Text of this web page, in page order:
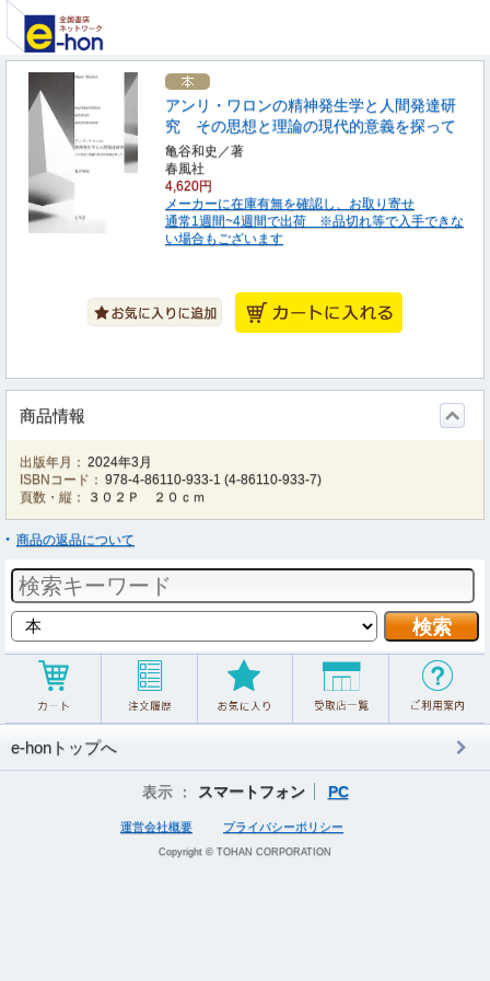
アンリ・ワロンの精神発生学と人間発達研
究 その思想と理論の現代的意義を探って
亀谷和史／著
春風社
4,620円
メーカーに在庫有無を確認し、お取り寄せ
通常1週間~4週間で出荷 ※品切れ等で入手できな
い場合もございます
商品情報
出版年月： 2024年3月
ISBNコード： 978-4-86110-933-1 (4-86110-933-7)
頁数・縦：
３０２Ｐ ２０ｃｍ
商品の返品について
e-honトップへ
表示 ： スマートフォン PC
運営会社概要 プライバシーポリシー
Copyright © TOHAN CORPORATION